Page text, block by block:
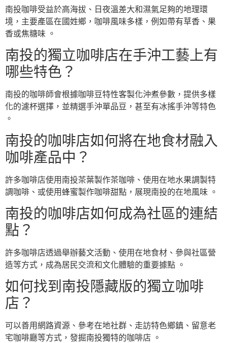
南投咖啡受益於高海拔、日夜溫差大和濕氣足夠的地理環
境，主要產區在國姓鄉，咖啡風味多樣，例如帶有草香、果
香或焦糖味 。
南投的獨立咖啡店在手沖工藝上有
哪些特色？
南投的咖啡師會根據咖啡豆特性客製化沖煮參數，提供多樣
化的濾杯選擇，並精選手沖單品豆，甚至有冰搖手沖等特色
。
南投的咖啡店如何將在地食材融入
咖啡產品中？
許多咖啡店使用南投茶葉製作茶咖啡、使用在地水果調製特
調咖啡、或使用蜂蜜製作咖啡甜點，展現南投的在地風味 。
南投的咖啡店如何成為社區的連結
點？
許多咖啡店透過舉辦藝文活動、使用在地食材、參與社區營
造等方式，成為居民交流和文化體驗的重要據點 。
如何找到南投隱藏版的獨立咖啡
店？
可以善用網路資源、參考在地社群、走訪特色鄉鎮、留意老
宅咖啡廳等方式，發掘南投獨特的咖啡店 。